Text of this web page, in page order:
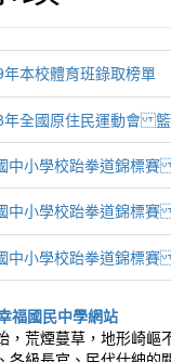
年本校體育班錄取榜單
年全國原住民運動會
中小學校跆拳道錦標
中小學校跆拳道錦標
中小學校跆拳道錦標
，荒煙蔓草，地形崎